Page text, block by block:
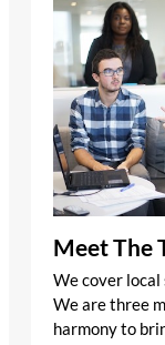
Meet The
We cover
We are three
harmony to